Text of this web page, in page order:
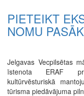
PIETEIKT
NOMU
Jelgavas Vecpilsētas
īstenota ERAF
kultūrvēsturiskā
tūrisma piedāvājuma